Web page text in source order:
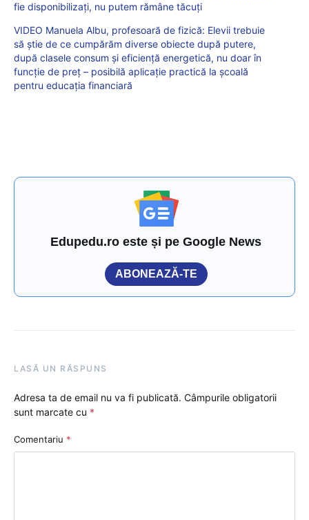
fie disponibilizați, nu putem rămâne tăcuți
VIDEO Manuela Albu, profesoară de fizică: Elevii trebuie
să știe de ce cumpărăm diverse obiecte după putere,
după clasele consum și eficiență energetică, nu doar în
funcție de preț – posibilă aplicație practică la școală
pentru educația financiară
Edupedu.ro este și pe Google News
ABONEAZĂ-TE
LASĂ UN RĂSPUNS
Adresa ta de email nu va fi publicată. Câmpurile obligatorii
sunt marcate cu *
Comentariu *